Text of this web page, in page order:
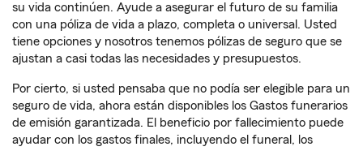
su vida continúen. Ayude a asegurar el futuro de su familia
con una póliza de vida a plazo, completa o universal. Usted
tiene opciones y nosotros tenemos pólizas de seguro que se
ajustan a casi todas las necesidades y presupuestos.
Por cierto, si usted pensaba que no podía ser elegible para un
seguro de vida, ahora están disponibles los Gastos funerarios
de emisión garantizada. El beneficio por fallecimiento puede
ayudar con los gastos finales, incluyendo el funeral, los